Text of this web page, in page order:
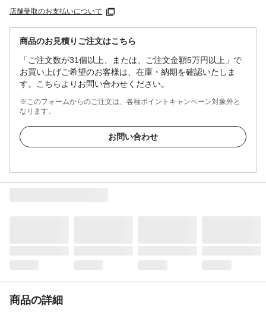
店舗受取のお支払いについて
商品のお見積りご注文はこちら
「ご注文数が31個以上、または、ご注文金額5万円以上」で
お買い上げご希望のお客様は、在庫・納期を確認いたしま
す。こちらよりお問い合わせください。
※このフォームからのご注文は、各種ポイントキャンペーン対象外と
なります。
お問い合わせ
商品の詳細